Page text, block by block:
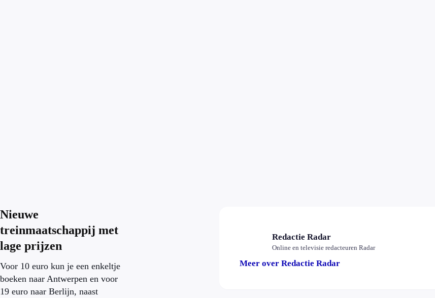
Nieuwe
treinmaatschappij met
lage prijzen
Voor 10 euro kun je een enkeltje
boeken naar Antwerpen en voor
19 euro naar Berlijn, naast
Redactie Radar
Online en televisie redacteuren Radar
Meer over Redactie Radar